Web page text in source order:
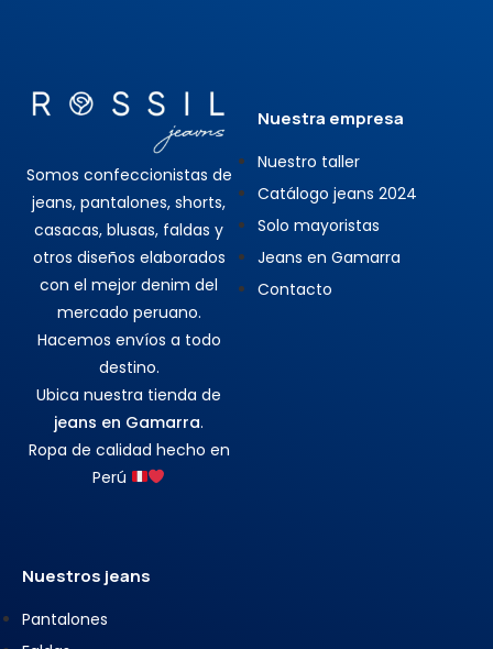
Somos confeccionistas de
jeans, pantalones, shorts,
casacas, blusas, faldas y
otros diseños elaborados
con el mejor denim del
mercado peruano.
Hacemos envíos a todo
destino.
Ubica nuestra tienda de
jeans en Gamarra.
Ropa de calidad hecho en
Perú
Nuestra empresa
Nuestro taller
Catálogo jeans 2024
Solo mayoristas
Jeans en Gamarra
Contacto
Nuestros jeans
Pantalones